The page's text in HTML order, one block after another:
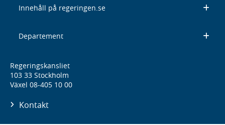
Innehåll på regeringen.se
Departement
Regeringskansliet
103 33 Stockholm
Växel 08-405 10 00
Kontakt